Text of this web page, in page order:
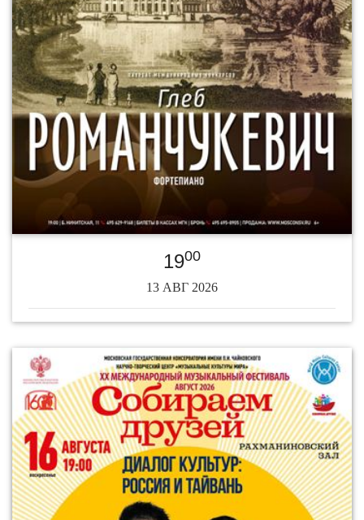
1900
13 АВГ 2026